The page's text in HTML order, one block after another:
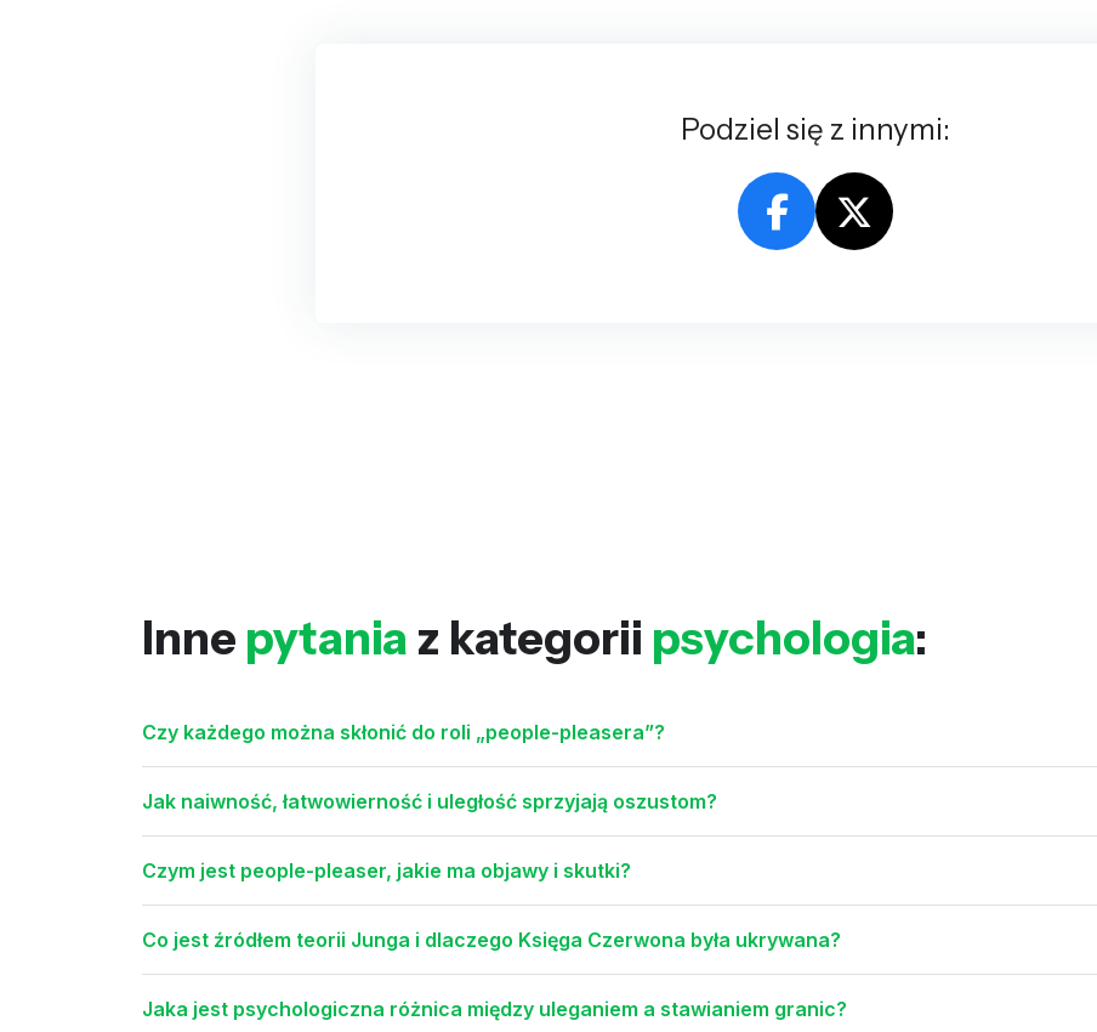
Podziel się z innymi:
Inne pytania z kategorii psychologia:
Czy każdego można skłonić do roli „people-pleasera”?
Jak naiwność, łatwowierność i uległość sprzyjają oszustom?
Czym jest people-pleaser, jakie ma objawy i skutki?
Co jest źródłem teorii Junga i dlaczego Księga Czerwona była ukrywana?
Jaka jest psychologiczna różnica między uleganiem a stawianiem granic?